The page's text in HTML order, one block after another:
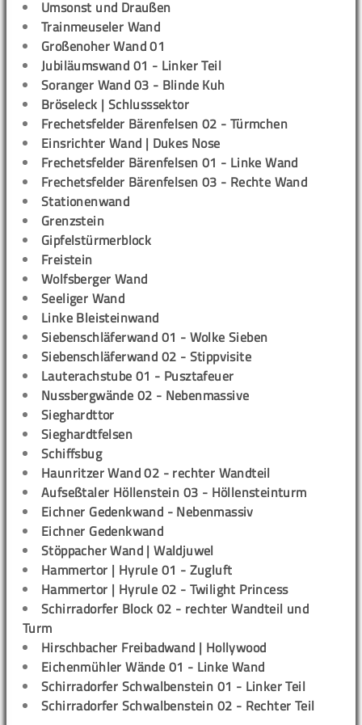
Umsonst und Draußen
Trainmeuseler Wand
Großenoher Wand 01
Jubiläumswand 01 - Linker Teil
Soranger Wand 03 - Blinde Kuh
Bröseleck | Schlusssektor
Frechetsfelder Bärenfelsen 02 - Türmchen
Einsrichter Wand | Dukes Nose
Frechetsfelder Bärenfelsen 01 - Linke Wand
Frechetsfelder Bärenfelsen 03 - Rechte Wand
Stationenwand
Grenzstein
Gipfelstürmerblock
Freistein
Wolfsberger Wand
Seeliger Wand
Linke Bleisteinwand
Siebenschläferwand 01 - Wolke Sieben
Siebenschläferwand 02 - Stippvisite
Lauterachstube 01 - Pusztafeuer
Nussbergwände 02 - Nebenmassive
Sieghardttor
Sieghardtfelsen
Schiffsbug
Haunritzer Wand 02 - rechter Wandteil
Aufseßtaler Höllenstein 03 - Höllensteinturm
Eichner Gedenkwand - Nebenmassiv
Eichner Gedenkwand
Stöppacher Wand | Waldjuwel
Hammertor | Hyrule 01 - Zugluft
Hammertor | Hyrule 02 - Twilight Princess
Schirradorfer Block 02 - rechter Wandteil und
Turm
Hirschbacher Freibadwand | Hollywood
Eichenmühler Wände 01 - Linke Wand
Schirradorfer Schwalbenstein 01 - Linker Teil
Schirradorfer Schwalbenstein 02 - Rechter Teil